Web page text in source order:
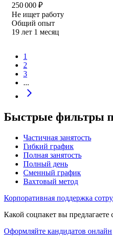
250 000 ₽
Не ищет работу
Общий опыт
19 лет 1 месяц
1
2
3
...
Быстрые фильтры
Частичная занятость
Гибкий график
Полная занятость
Полный день
Сменный график
Вахтовый метод
Корпоративная поддержка
Какой соцпакет вы
Оформляйте кандидатов онлайн